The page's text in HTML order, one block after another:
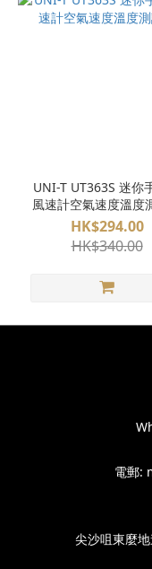
價格
(HK$)
UNI-T UT363S 迷你
風速計空氣速度溫度
HK$294.00
HK$340.00
電郵:
尖沙咀東麼